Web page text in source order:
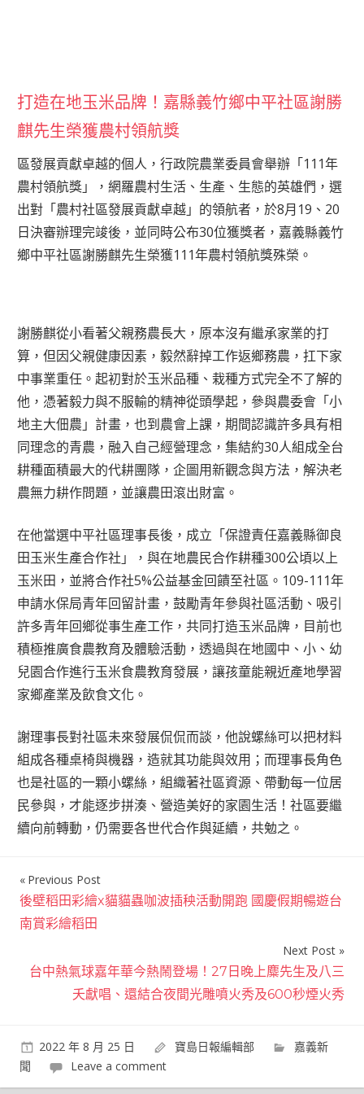
打造在地玉米品牌！嘉縣義竹鄉中平社區謝勝
麒先生榮獲農村領航獎
區發展貢獻卓越的個人，行政院農業委員會舉辦「111年
農村領航獎」，網羅農村生活、生產、生態的英雄們，選
出對「農村社區發展貢獻卓越」的領航者，於8月19、20
日決審辦理完竣後，並同時公布30位獲獎者，嘉義縣義竹
鄉中平社區謝勝麒先生榮獲111年農村領航獎殊榮。
謝勝麒從小看著父親務農長大，原本沒有繼承家業的打
算，但因父親健康因素，毅然辭掉工作返鄉務農，扛下家
中事業重任。起初對於玉米品種、栽種方式完全不了解的
他，憑著毅力與不服輸的精神從頭學起，參與農委會「小
地主大佃農」計畫，也到農會上課，期間認識許多具有相
同理念的青農，融入自己經營理念，集結約30人組成全台
耕種面積最大的代耕團隊，企圖用新觀念與方法，解決老
農無力耕作問題，並讓農田滾出財富。
在他當選中平社區理事長後，成立「保證責任嘉義縣御良
田玉米生產合作社」，與在地農民合作耕種300公頃以上
玉米田，並將合作社5%公益基金回饋至社區。109-111年
申請水保局青年回留計畫，鼓勵青年參與社區活動、吸引
許多青年回鄉從事生產工作，共同打造玉米品牌，目前也
積極推廣食農教育及體驗活動，透過與在地國中、小、幼
兒園合作進行玉米食農教育發展，讓孩童能親近產地學習
家鄉產業及飲食文化。
謝理事長對社區未來發展侃侃而談，他說螺絲可以把材料
組成各種桌椅與機器，造就其功能與效用；而理事長角色
也是社區的一顆小螺絲，組織著社區資源、帶動每一位居
民參與，才能逐步拼湊、營造美好的家園生活！社區要繼
續向前轉動，仍需要各世代合作與延續，共勉之。
文
章
覽
Previous Post
後壁稻田彩繪x貓貓蟲咖波插秧活動開跑 國慶假期暢遊台
南賞彩繪稻田
Next Post
台中熱氣球嘉年華今熱鬧登場！27日晚上麋先生及八三
夭獻唱、還結合夜間光雕噴火秀及600秒煙火秀
2022 年 8 月 25 日 寶島日報編輯部
嘉義新
聞
Leave a comment